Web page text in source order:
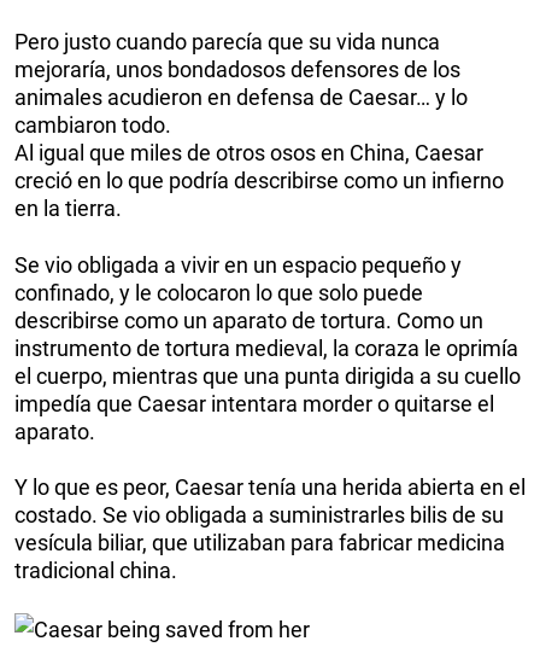
Pero justo cuando parecía que su vida nunca
mejoraría, unos bondadosos defensores de los
animales acudieron en defensa de Caesar… y lo
cambiaron todo.
Al igual que miles de otros osos en China, Caesar
creció en lo que podría describirse como un infierno
en la tierra.
Se vio obligada a vivir en un espacio pequeño y
confinado, y le colocaron lo que solo puede
describirse como un aparato de tortura. Como un
instrumento de tortura medieval, la coraza le oprimía
el cuerpo, mientras que una punta dirigida a su cuello
impedía que Caesar intentara morder o quitarse el
aparato.
Y lo que es peor, Caesar tenía una herida abierta en el
costado. Se vio obligada a suministrarles bilis de su
vesícula biliar, que utilizaban para fabricar medicina
tradicional china.